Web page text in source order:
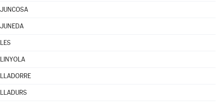
JUNCOSA
JUNEDA
LES
LINYOLA
LLADORRE
LLADURS